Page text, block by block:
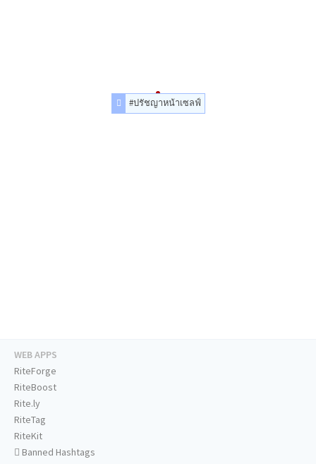
#ปรัชญาหน้าเซลฟ์
WEB APPS
RiteForge
RiteBoost
Rite.ly
RiteTag
RiteKit
Banned Hashtags